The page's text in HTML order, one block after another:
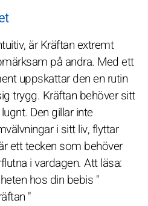
är Kräftan extremt
på andra. Med ett
uppskattar den en rutin
trygg. Kräftan behöver sitt
Den gillar inte
i sitt liv, flyttar
ett tecken som behöver
i vardagen. Att läsa:
hos din bebis "
"